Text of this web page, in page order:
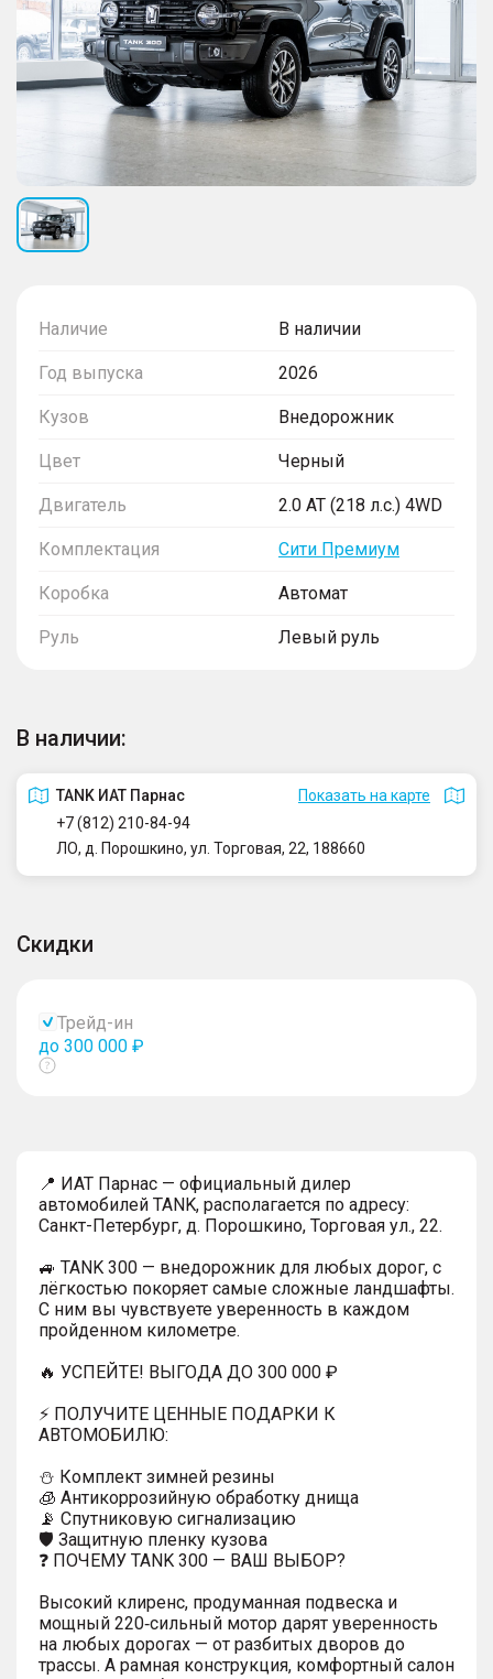
Наличие В наличии
Год выпуска 2026
Кузов Внедорожник
Цвет Черный
Двигатель 2.0 AT (218 л.с.) 4WD
Комплектация Сити Премиум
Коробка Автомат
Руль Левый руль
В наличии:
TANK ИАТ Парнас
Показать на карте
+7 (812) 210-84-94
ЛО, д. Порошкино, ул. Торговая, 22, 188660
Скидки
Трейд-ин
до 300 000 ₽
Показать
📍 ИАТ Парнас — официальный дилер
автомобилей TANK, располагается по адресу:
Санкт-Петербург, д. Порошкино, Торговая ул., 22.
🚙 TANK 300 — внедорожник для любых дорог, с
лёгкостью покоряет самые сложные ландшафты.
С ним вы чувствуете уверенность в каждом
пройденном километре.
🔥 УСПЕЙТЕ! ВЫГОДА ДО 300 000 ₽
⚡ ПОЛУЧИТЕ ЦЕННЫЕ ПОДАРКИ К
АВТОМОБИЛЮ:
⛄️ Комплект зимней резины
🧊 Антикоррозийную обработку днища
📡 Спутниковую сигнализацию
🛡️ Защитную пленку кузова
❓ ПОЧЕМУ TANK 300 — ВАШ ВЫБОР?
Высокий клиренс, продуманная подвеска и
мощный 220‑сильный мотор дарят уверенность
на любых дорогах — от разбитых дворов до
трассы. А рамная конструкция, комфортный салон